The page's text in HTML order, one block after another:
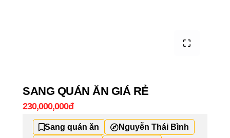
SANG QUÁN ĂN GIÁ RẺ
230,000,000đ
Sang quán ăn
Nguyễn Thái Bình